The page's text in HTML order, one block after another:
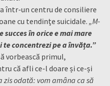
într-un centru de consiliere
cu tendințe suicidale. „M-
succes în orice e mai mare
te concentrezi pe a învăța.”
vorbească primul,
că afli ce-l doare și ce-și
zis odată: vom amâna ca să